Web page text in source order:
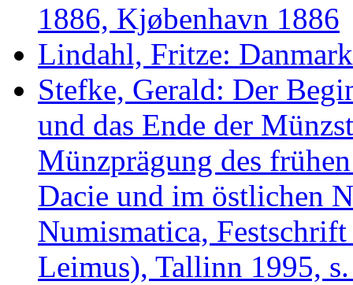
1886, Kjøbenhavn 1886
Lindahl, Fritze:
Stefke, Gerald: Der
und das Ende der
Münzprägung des
Dacie und im östlichen
Numismatica,
Leimus), Tallinn 1995,